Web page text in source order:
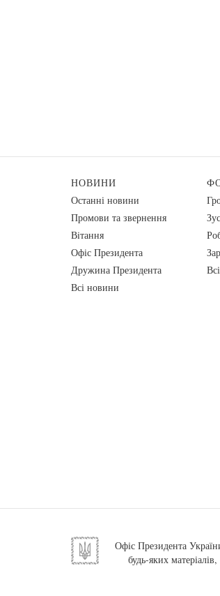
НОВИНИ
Останні новини
Промови та звернення
Вiтання
Офіс Президента
Дружина Президента
Всі новини
Офіс Президента
будь-яких